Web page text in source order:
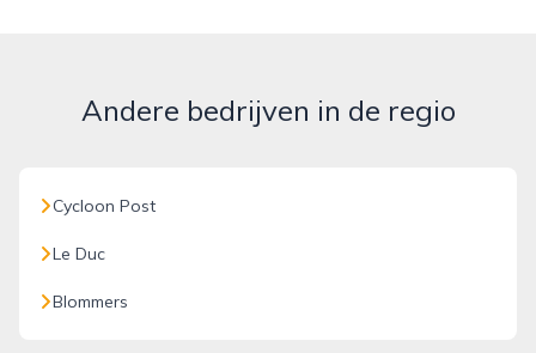
Andere bedrijven in de regio
Cycloon Post
Le Duc
Blommers